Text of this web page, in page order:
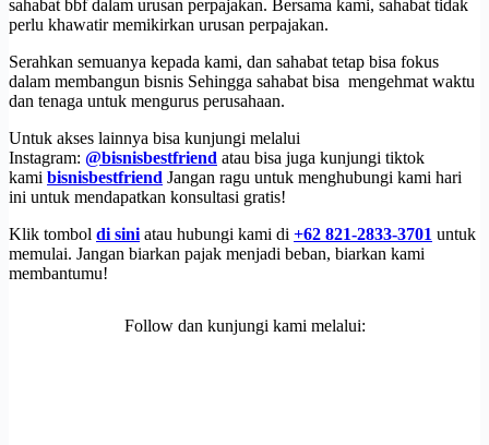
sahabat bbf dalam urusan perpajakan. Bersama kami, sahabat tidak
perlu khawatir memikirkan urusan perpajakan.
Serahkan semuanya kepada kami, dan sahabat tetap bisa fokus
dalam membangun bisnis Sehingga sahabat bisa mengehmat waktu
dan tenaga untuk mengurus perusahaan.
Untuk akses lainnya bisa kunjungi melalui
Instagram: @bisnisbestfriend atau bisa juga kunjungi tiktok
kami bisnisbestfriend Jangan ragu untuk menghubungi kami hari
ini untuk mendapatkan konsultasi gratis!
Klik tombol di sini atau hubungi kami di +62 821-2833-3701 untuk
memulai. Jangan biarkan pajak menjadi beban, biarkan kami
membantumu!
Follow dan kunjungi kami melalui: